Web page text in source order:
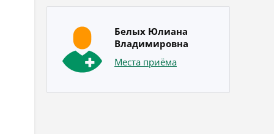
Белых Юлиана
Владимировна
Места приёма